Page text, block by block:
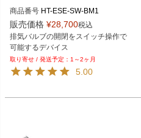
S/S1000RR/S1000R/R nineT他
商品番号 HT-ESE-SW-BM1
旧型番：ESE-SW-BM1
販売価格 ¥28,700税込
排気バルブの開閉をスイッチ操作で
可能するデバイス
1～2ヶ月
5.00